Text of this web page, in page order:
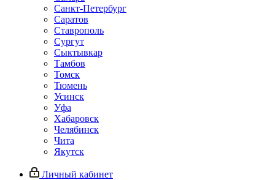
Санкт-Петербург
Саратов
Ставрополь
Сургут
Сыктывкар
Тамбов
Томск
Тюмень
Усинск
Уфа
Хабаровск
Челябинск
Чита
Якутск
Личный кабинет